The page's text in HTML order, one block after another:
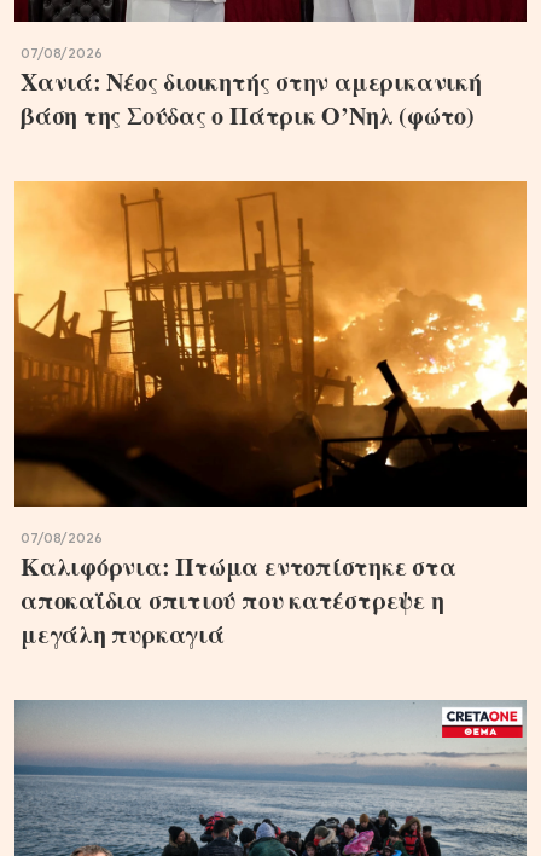
07/08/2026
Χανιά: Νέος διοικητής στην αμερικανική
βάση της Σούδας ο Πάτρικ Ο’Νηλ (φώτο)
07/08/2026
Καλιφόρνια: Πτώμα εντοπίστηκε στα
αποκαΐδια σπιτιού που κατέστρεψε η
μεγάλη πυρκαγιά